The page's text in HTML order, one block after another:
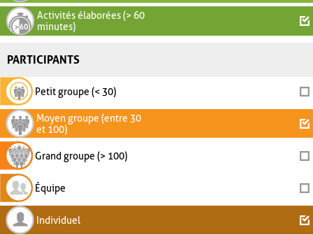
Activités élaborées (> 60
minutes)
PARTICIPANTS
Petit groupe (< 30)
Moyen groupe (entre 30
et 100)
Grand groupe (> 100)
Équipe
Individuel